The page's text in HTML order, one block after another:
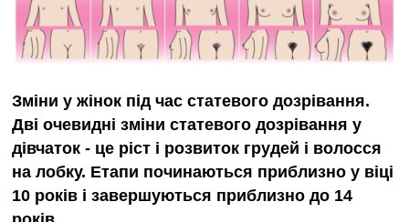
Зміни у жінок під час статевого дозрівання.
Дві очевидні зміни статевого дозрівання у
дівчаток - це ріст і розвиток грудей і волосся
на лобку. Етапи починаються приблизно у віці
10 років і завершуються приблизно до 14